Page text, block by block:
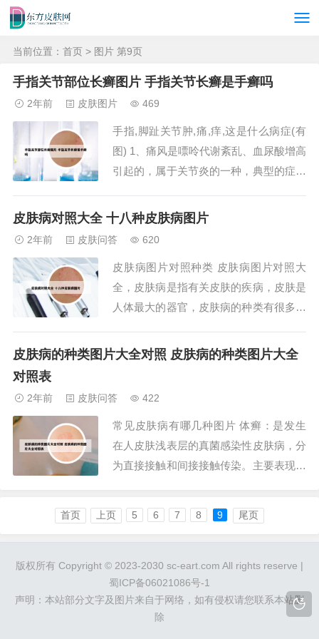
当前位置： 首页 > 图片 第9页
手指关节部位长癣图片 手指关节长癣是手癣吗
2年前 皮肤图片 469
手指,脚趾关节肿,痛,痒,这是什么病症(有
图) 1、痛风是嘌呤代谢紊乱、血尿酸增高
引起的，属于关节炎的一种，典型的症状
累，严重威胁健康。一般发作部位为大拇
关节就比较疼痛，尤其是在手指局部关节
会...
皮肤病对照大全 十八种皮肤病图片
2年前 皮肤问答 620
皮肤病图片对照种类 皮肤病图片对照大
全，皮肤病是指有关皮肤的疾病，皮肤是
人体最大的器官，皮肤病的种类有很多，
现一些症状，下面分享皮肤病图片对照大
传染。主要表现为红色斑块、干鳞湿硬、
皮肤瘙痒、多...
皮肤病的种类图片大全对照 皮肤病的种类图片大全
对照表
2年前 皮肤问答 422
常见皮肤病有哪几种图片 体癣：是发生
在人皮肤浅表层的真菌感染性皮肤病，分
为直接接触和间接接触传染。主要表现为
叠。人体100种皮肤病对照图片：银屑病
银屑病是一种自身免疫性疾病。症状通常
病影响的皮肤区域的大小和严重程度各不
相同。...
首页 上页 5 6 7 8 9 尾页
版权所有 Copyright © 2023-2030 sc-eart.com All rights reserve |
蜀ICP备06021086号-1
声明：本站部分文字及图片来自于网络，如有侵权请您联系本站删
除